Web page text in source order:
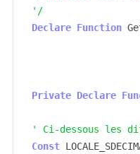
'/
Declare Function
Private Declare
' Ci-dessous les
Const